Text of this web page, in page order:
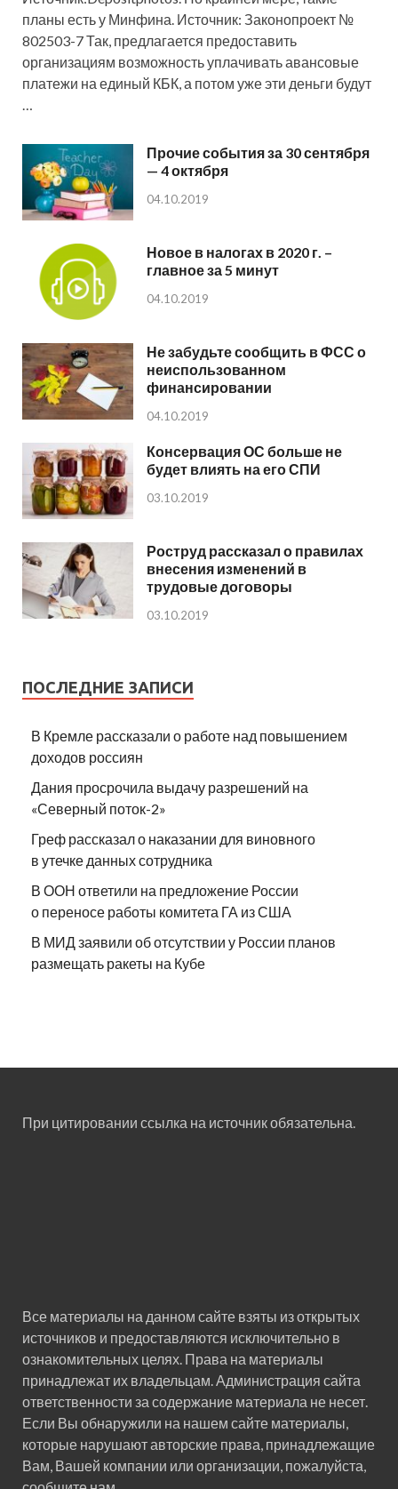
планы есть у Минфина. Источник: Законопроект №
802503-7 Так, предлагается предоставить
организациям возможность уплачивать авансовые
платежи на единый КБК, а потом уже эти деньги будут
…
Прочие события за 30 сентября
— 4 октября
04.10.2019
Новое в налогах в 2020 г. –
главное за 5 минут
04.10.2019
Не забудьте сообщить в ФСС о
неиспользованном
финансировании
04.10.2019
Консервация ОС больше не
будет влиять на его СПИ
03.10.2019
Роструд рассказал о правилах
внесения изменений в
трудовые договоры
03.10.2019
ПОСЛЕДНИЕ ЗАПИСИ
В Кремле рассказали о работе над повышением
доходов россиян
Дания просрочила выдачу разрешений на
«Северный поток-2»
Греф рассказал о наказании для виновного
в утечке данных сотрудника
В ООН ответили на предложение России
о переносе работы комитета ГА из США
В МИД заявили об отсутствии у России планов
размещать ракеты на Кубе
При цитировании ссылка на источник обязательна.
Все материалы на данном сайте взяты из открытых
источников и предоставляются исключительно в
ознакомительных целях. Права на материалы
принадлежат их владельцам. Администрация сайта
ответственности за содержание материала не несет.
Если Вы обнаружили на нашем сайте материалы,
которые нарушают авторские права, принадлежащие
Вам, Вашей компании или организации, пожалуйста,